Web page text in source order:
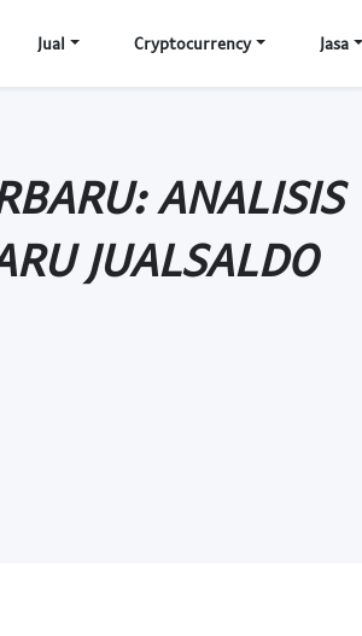
Jual Cryptocurrency Jasa
ANALISIS
JUALSALDO